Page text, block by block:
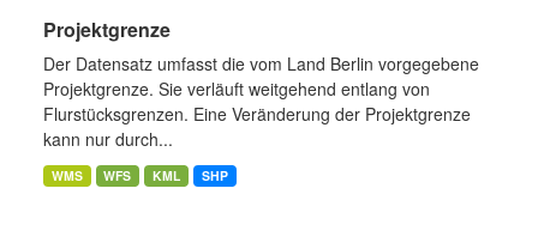
Projektgrenze
Der Datensatz umfasst die vom Land Berlin vorgegebene
Projektgrenze. Sie verläuft weitgehend entlang von
Flurstücksgrenzen. Eine Veränderung der Projektgrenze
kann nur durch...
WMS WFS KML SHP